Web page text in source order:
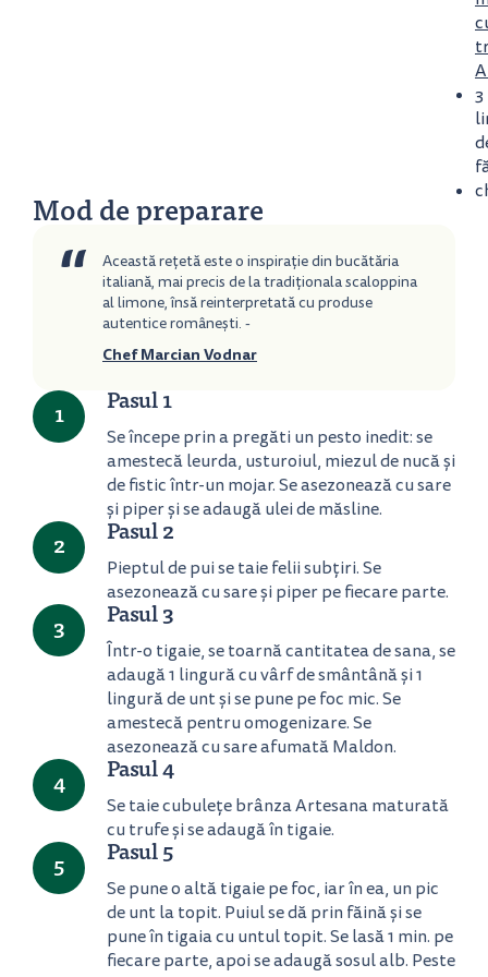
3
Mod de preparare
“
Această rețetă este o inspirație din bucătăria
italiană, mai precis de la tradiționala scaloppina
al limone, însă reinterpretată cu produse
autentice românești. -
Chef Marcian Vodnar
1
Pasul 1
Se începe prin a pregăti un pesto inedit: se
amestecă leurda, usturoiul, miezul de nucă și
de fistic într-un mojar. Se asezonează cu sare
și piper și se adaugă ulei de măsline.
2
Pasul 2
Pieptul de pui se taie felii subțiri. Se
asezonează cu sare și piper pe fiecare parte.
3
Pasul 3
Într-o tigaie, se toarnă cantitatea de sana, se
adaugă 1 lingură cu vârf de smântână și 1
lingură de unt și se pune pe foc mic. Se
amestecă pentru omogenizare. Se
asezonează cu sare afumată Maldon.
4
Pasul 4
Se taie cubulețe brânza Artesana maturată
cu trufe și se adaugă în tigaie.
5
Pasul 5
Se pune o altă tigaie pe foc, iar în ea, un pic
de unt la topit. Puiul se dă prin făină și se
pune în tigaia cu untul topit. Se lasă 1 min. pe
fiecare parte, apoi se adaugă sosul alb. Peste